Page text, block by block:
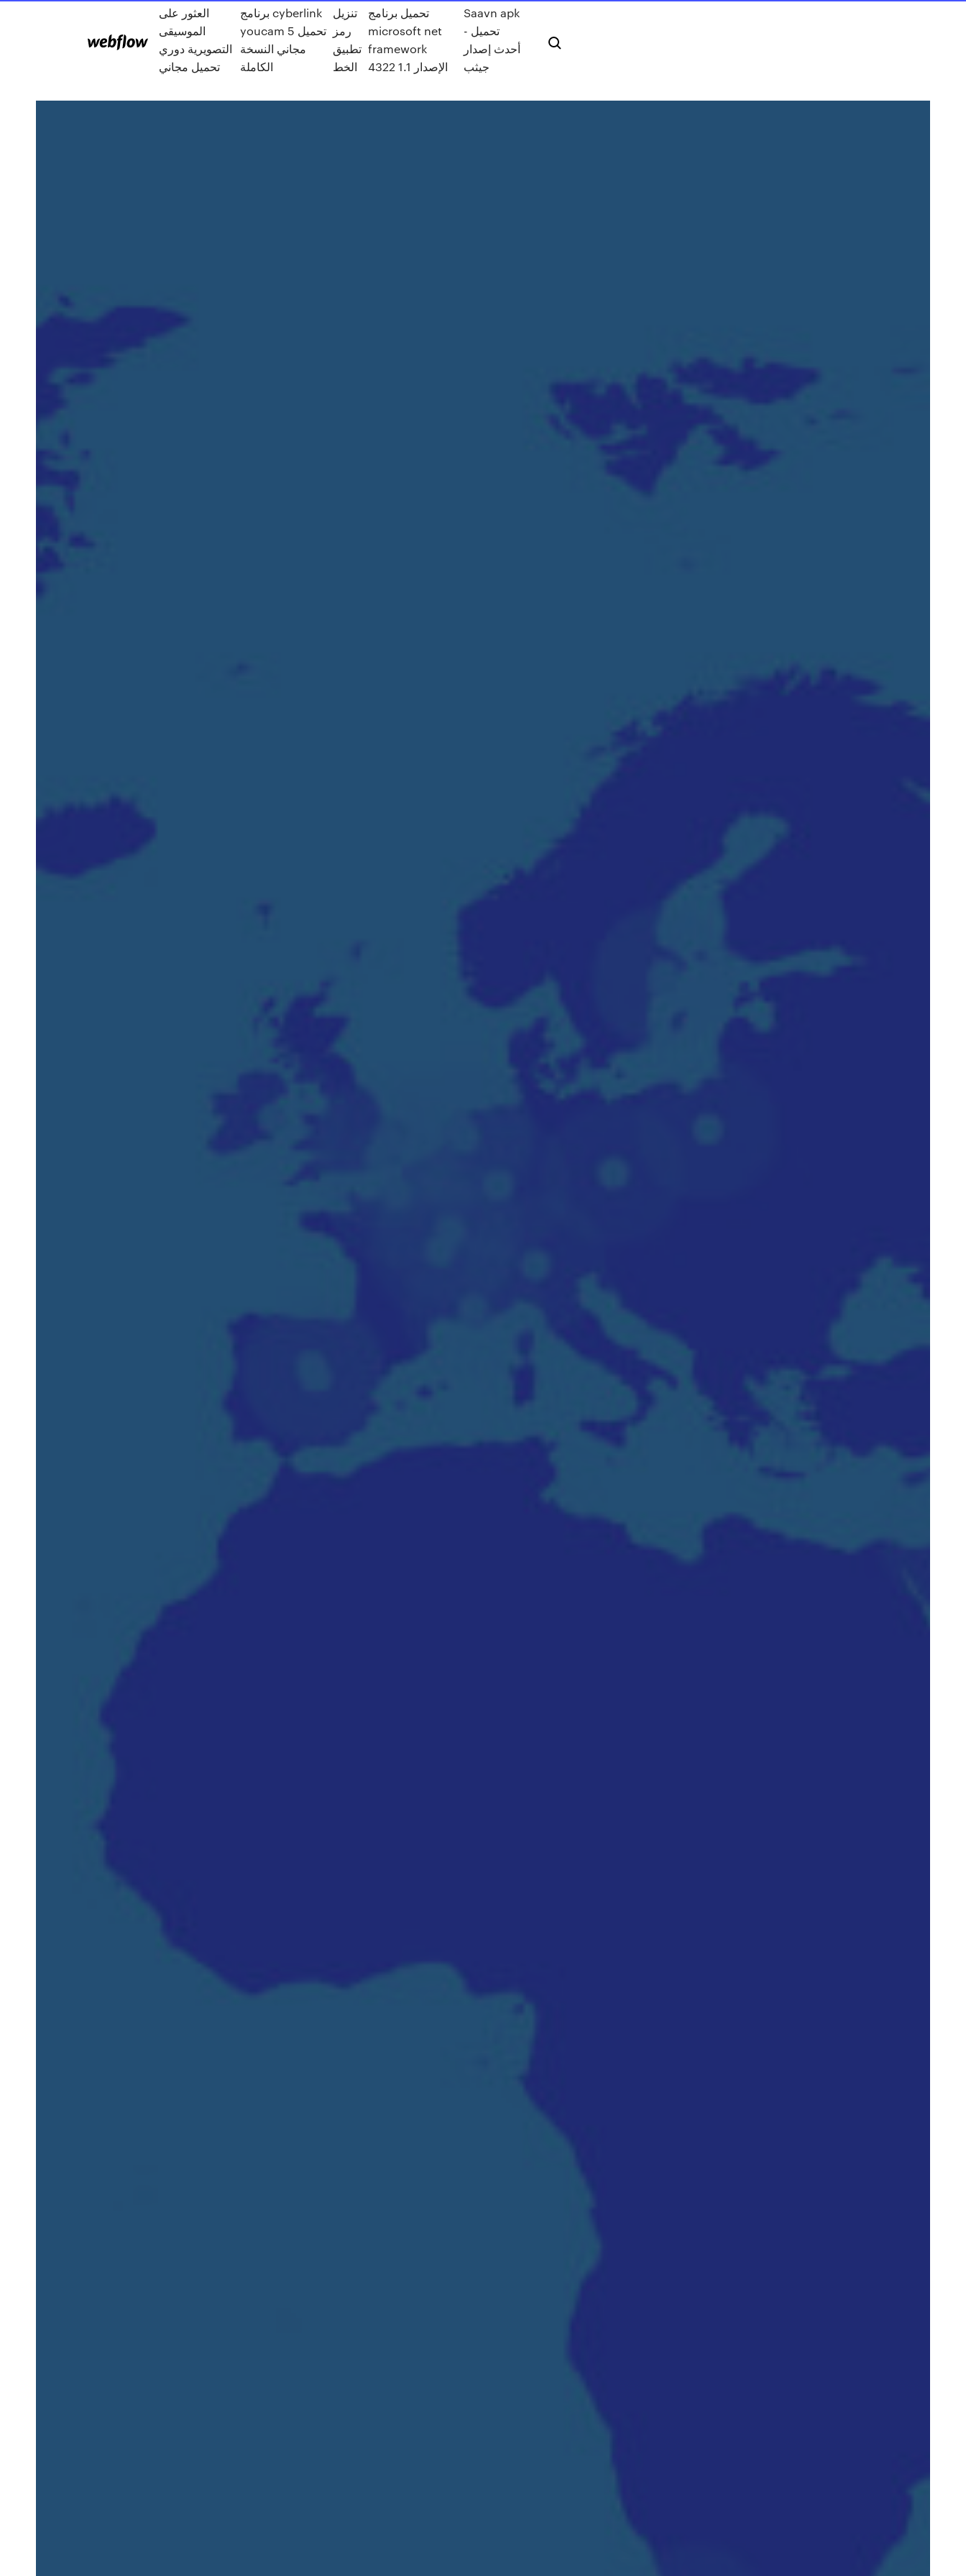
العثور على
الموسيقى
التصويرية دوري
تحميل مجاني
برنامج cyberlink
youcam 5 تحميل
مجاني النسخة
الكاملة
تنزيل
رمز
تطبيق
الخط
تحميل برنامج
microsoft net
framework
الإصدار 1.1 4322
Saavn apk
- تحميل
أحدث إصدار
جيثب